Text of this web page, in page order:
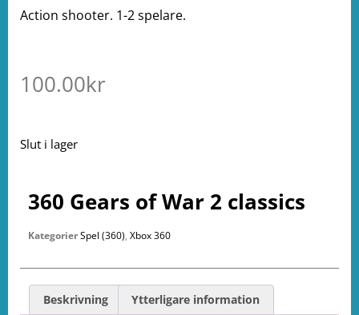
Action shooter. 1-2 spelare.
100.00kr
Slut i lager
360 Gears of War 2 classics
KategorierSpel (360), Xbox 360
Beskrivning Ytterligare information